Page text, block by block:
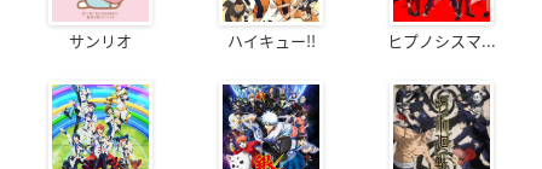
サンリオ ハイキュー!! ヒプノシスマ...